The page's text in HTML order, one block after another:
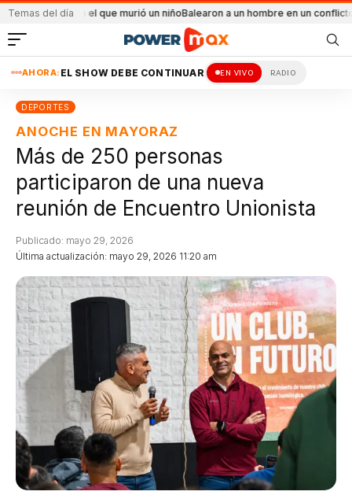
Temas del día
en el que murió un niñoBalearon a un hombre en un conflicto familiarMás
AHORA: EL SHOW DEBE CONTINUAR EN VIVO RADIO
DEPORTES
ANOCHE EN MAYORAZ
Más de 250 personas
participaron de una nueva
reunión de Encuentro Unionista
Última actualización: mayo 29, 2026 11:20 am
Publicado: mayo 29, 2026